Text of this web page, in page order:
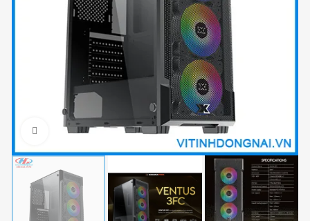
Click to enlarge